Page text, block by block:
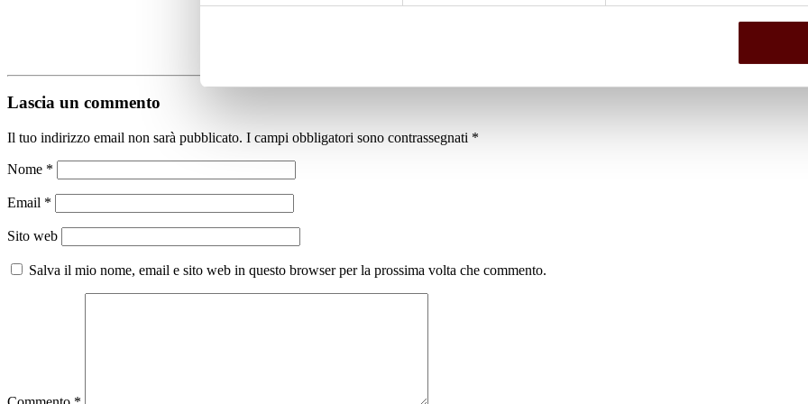
Lascia un commento
Il tuo indirizzo email non sarà pubblicato. I campi obbligatori sono contrassegnati *
Nome *
Email *
Sito web
Salva il mio nome, email e sito web in questo browser per la prossima volta che commento.